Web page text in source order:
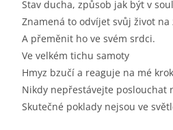
Stav ducha, způsob jak být v
Znamená to odvíjet svůj život na
A přeměnit ho ve svém srdci.
Ve velkém tichu samoty
Hmyz bzučí a reaguje na mé
Nikdy nepřestávejte poslouchat
Skutečné poklady nejsou ve